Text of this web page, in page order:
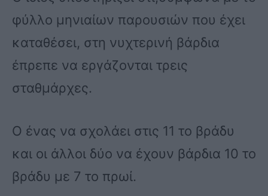
φύλλο μηνιαίων παρουσιών που έχει
καταθέσει, στη νυχτερινή βάρδια
έπρεπε να εργάζονται τρεις
σταθμάρχες.
Ο ένας να σχολάει στις 11 το βράδυ
και οι άλλοι δύο να έχουν βάρδια 10 το
βράδυ με 7 το πρωί.